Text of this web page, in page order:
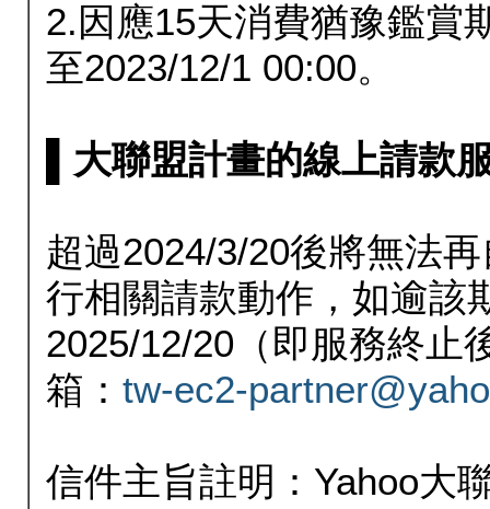
2.因應15天消費猶豫鑑賞
至2023/12/1 00:00。
▌大聯盟計畫的線上請款
超過2024/3/20後將無法
行相關請款動作，如逾該
2025/12/20（即服務終止
箱： tw-ec2-
信件主旨註明：Yahoo大